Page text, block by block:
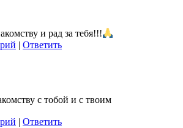
и рад за тебя!!!
| Ответить
с тобой и с твоим
| Ответить